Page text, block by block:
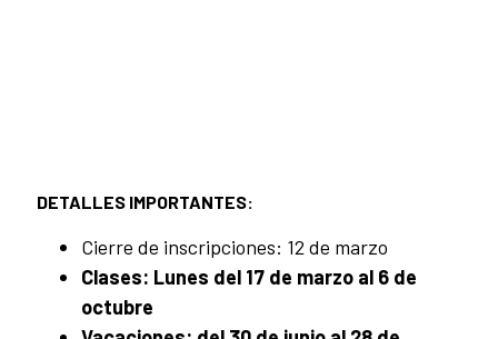
DETALLES IMPORTANTES:
Cierre de inscripciones: 12 de marzo
Clases: Lunes del 17 de marzo al 6 de
octubre